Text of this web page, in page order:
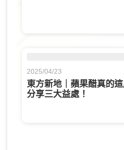
2025/04/23
東方新地｜蘋果醋真的
分享三大益處！